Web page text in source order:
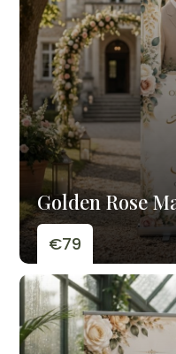
Golden Rose
€79